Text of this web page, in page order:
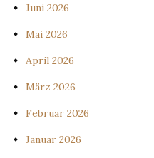
Juni 2026
Mai 2026
April 2026
März 2026
Februar 2026
Januar 2026